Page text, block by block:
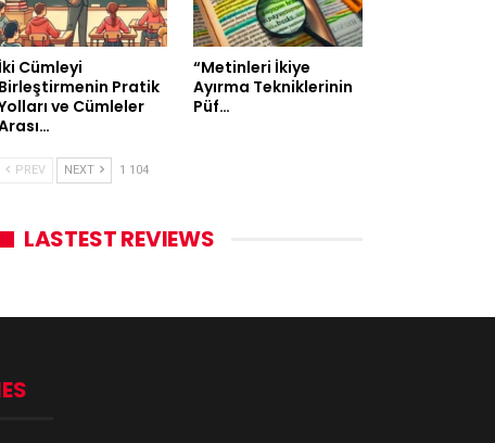
İki Cümleyi
Birleştirmenin Pratik
ve Cümleler
“Metinleri İkiye
Ayırma Tekniklerinin
Püf…
PREV NEXT 1 104
LASTEST REVIEWS